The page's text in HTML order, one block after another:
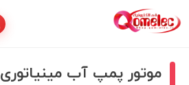
موتور پمپ آب مینیاتوری 3 ولت DC